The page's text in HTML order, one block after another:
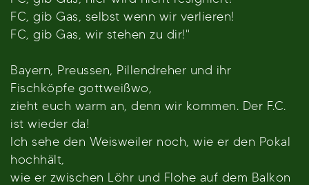
FC, gib Gas, selbst wenn wir verlieren!
FC, gib Gas, wir stehen zu dir!"
Bayern, Preussen, Pillendreher und ihr
Fischköpfe gottweißwo,
zieht euch warm an, denn wir kommen. Der F.C.
ist wieder da!
Ich sehe den Weisweiler noch, wie er den Pokal
hochhält,
wie er zwischen Löhr und Flohe auf dem Balkon